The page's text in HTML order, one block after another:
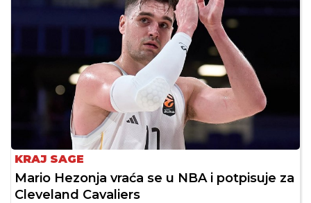
KRAJ SAGE
Mario Hezonja vraća se u NBA i potpisuje za
Cleveland Cavaliers